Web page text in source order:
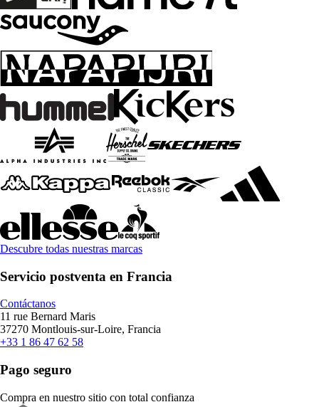
Descubre todas nuestras marcas
Servicio postventa en Francia
Contáctanos
11 rue Bernard Maris
37270 Montlouis-sur-Loire, Francia
+33 1 86 47 62 58
Pago seguro
Compra en nuestro sitio con total confianza